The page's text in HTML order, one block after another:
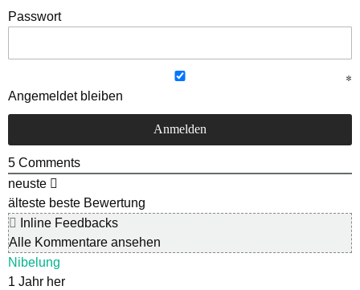
Passwort
Angemeldet bleiben
5 Comments
neuste
älteste beste Bewertung
Inline Feedbacks
Alle Kommentare ansehen
Nibelung
1 Jahr her